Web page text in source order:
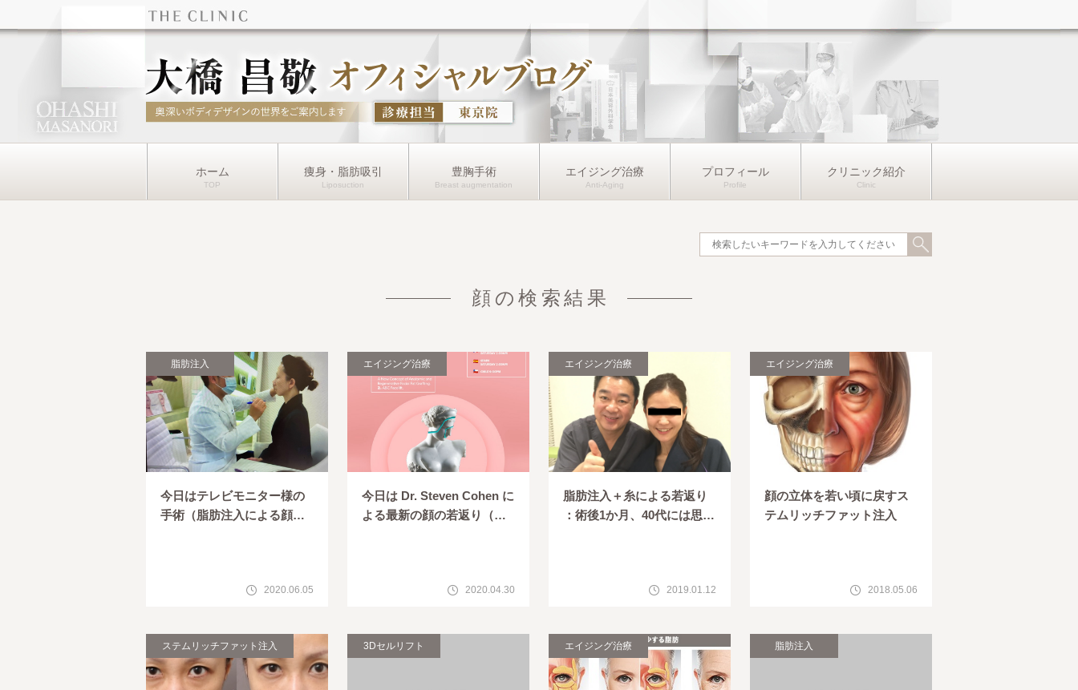
ホーム 痩身・脂肪吸引 豊胸手術 エイジング治療 プロフィール クリニック紹介
顔の検索結果
脂肪注入
今日はテレビモニター様の
手術（脂肪注入による顔の
2020.06.05
エイジング治療
今日は Dr. Steven Cohen に
よる最新の顔の若返り（脂
2020.04.30
エイジング治療
脂肪注入＋糸による若返り
：術後1か月、40代には思え
2019.01.12
エイジング治療
顔の立体を若い頃に戻すス
テムリッチファット注入
2018.05.06
ステムリッチファット注入 3Dセルリフト エイジング治療 脂肪注入